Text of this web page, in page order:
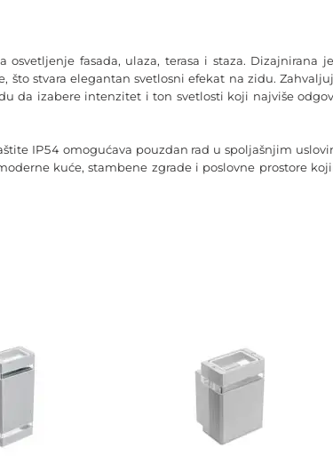
osvetljenje fasada, ulaza, terasa i staza. Dizajnirana
što stvara elegantan svetlosni efekat na zidu.
da izabere intenzitet i ton svetlosti koji najviše
IP54 omogućava pouzdan rad u spoljašnjim
kuće, stambene zgrade i poslovne prostore